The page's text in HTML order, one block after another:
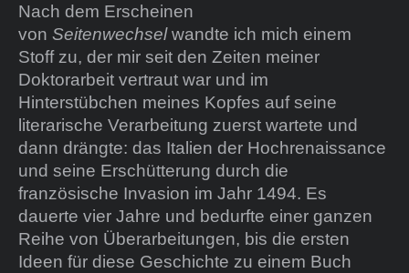
Nach dem Erscheinen
von Seitenwechselwandte ich mich einem
Stoff zu, der mir seit den Zeiten meiner
Doktorarbeit vertraut war und im
Hinterstübchen meines Kopfes auf seine
literarische Verarbeitung zuerst wartete und
dann drängte: das Italien der Hochrenaissance
und seine Erschütterung durch die
französische Invasion im Jahr 1494. Es
dauerte vier Jahre und bedurfte einer ganzen
Reihe von Überarbeitungen, bis die ersten
Ideen für diese Geschichte zu einem Buch